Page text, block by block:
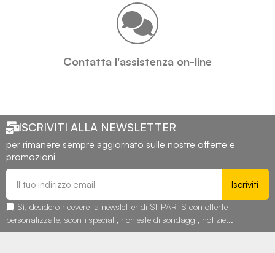
Contatta l'assistenza on-line
ISCRIVITI ALLA NEWSLETTER
per rimanere sempre aggiornato sulle nostre offerte e
promozioni
Iscriviti
Sì, desidero ricevere la newsletter di SI-PARTS con offerte
personalizzate, sconti speciali, richieste di sondaggi, notizie...